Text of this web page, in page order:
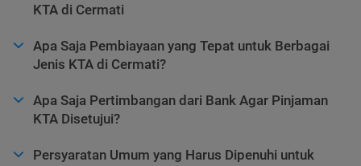
KTA di Cermati
Apa Saja Pembiayaan yang Tepat untuk Berbagai
Jenis KTA di Cermati?
Apa Saja Pertimbangan dari Bank Agar Pinjaman
KTA Disetujui?
Persyaratan Umum yang Harus Dipenuhi untuk